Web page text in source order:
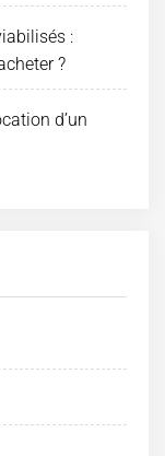
:
?
d’un